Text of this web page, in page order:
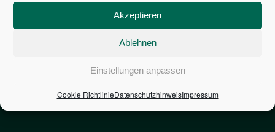
Akzeptieren
Ablehnen
Einstellungen anpassen
Cookie RichtlinieDatenschutzhinweisImpressum
PRO SEKUNDE